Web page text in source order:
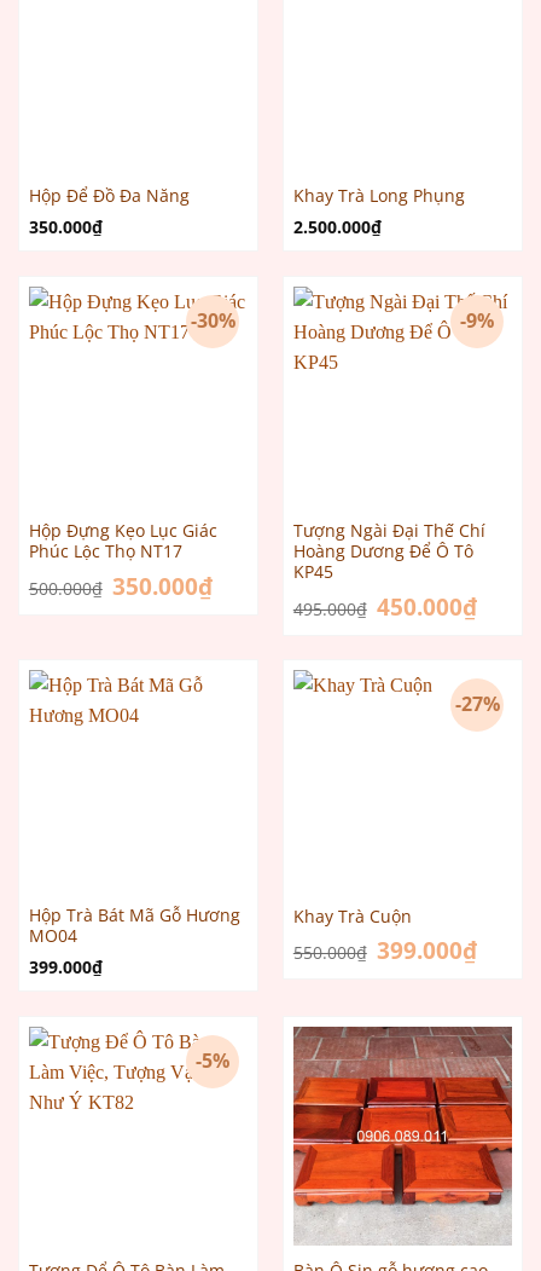
Hộp Để Đồ Đa Năng
350.000₫
Khay Trà Long Phụng
2.500.000₫
-30%
Hộp Đựng Kẹo Lục Giác
Phúc Lộc Thọ NT17
500.000₫ Giá
gốc
350.000₫Giá
hiện
-9%
Tượng Ngài Đại Thế Chí
Hoàng Dương Để Ô Tô
KP45
495.000₫ Giá
gốc
450.000₫Giá
hiện
Hộp Trà Bát Mã Gỗ Hương
MO04
399.000₫
-27%
Khay Trà Cuộn
550.000₫ Giá
gốc
399.000₫Giá
hiện
-5%